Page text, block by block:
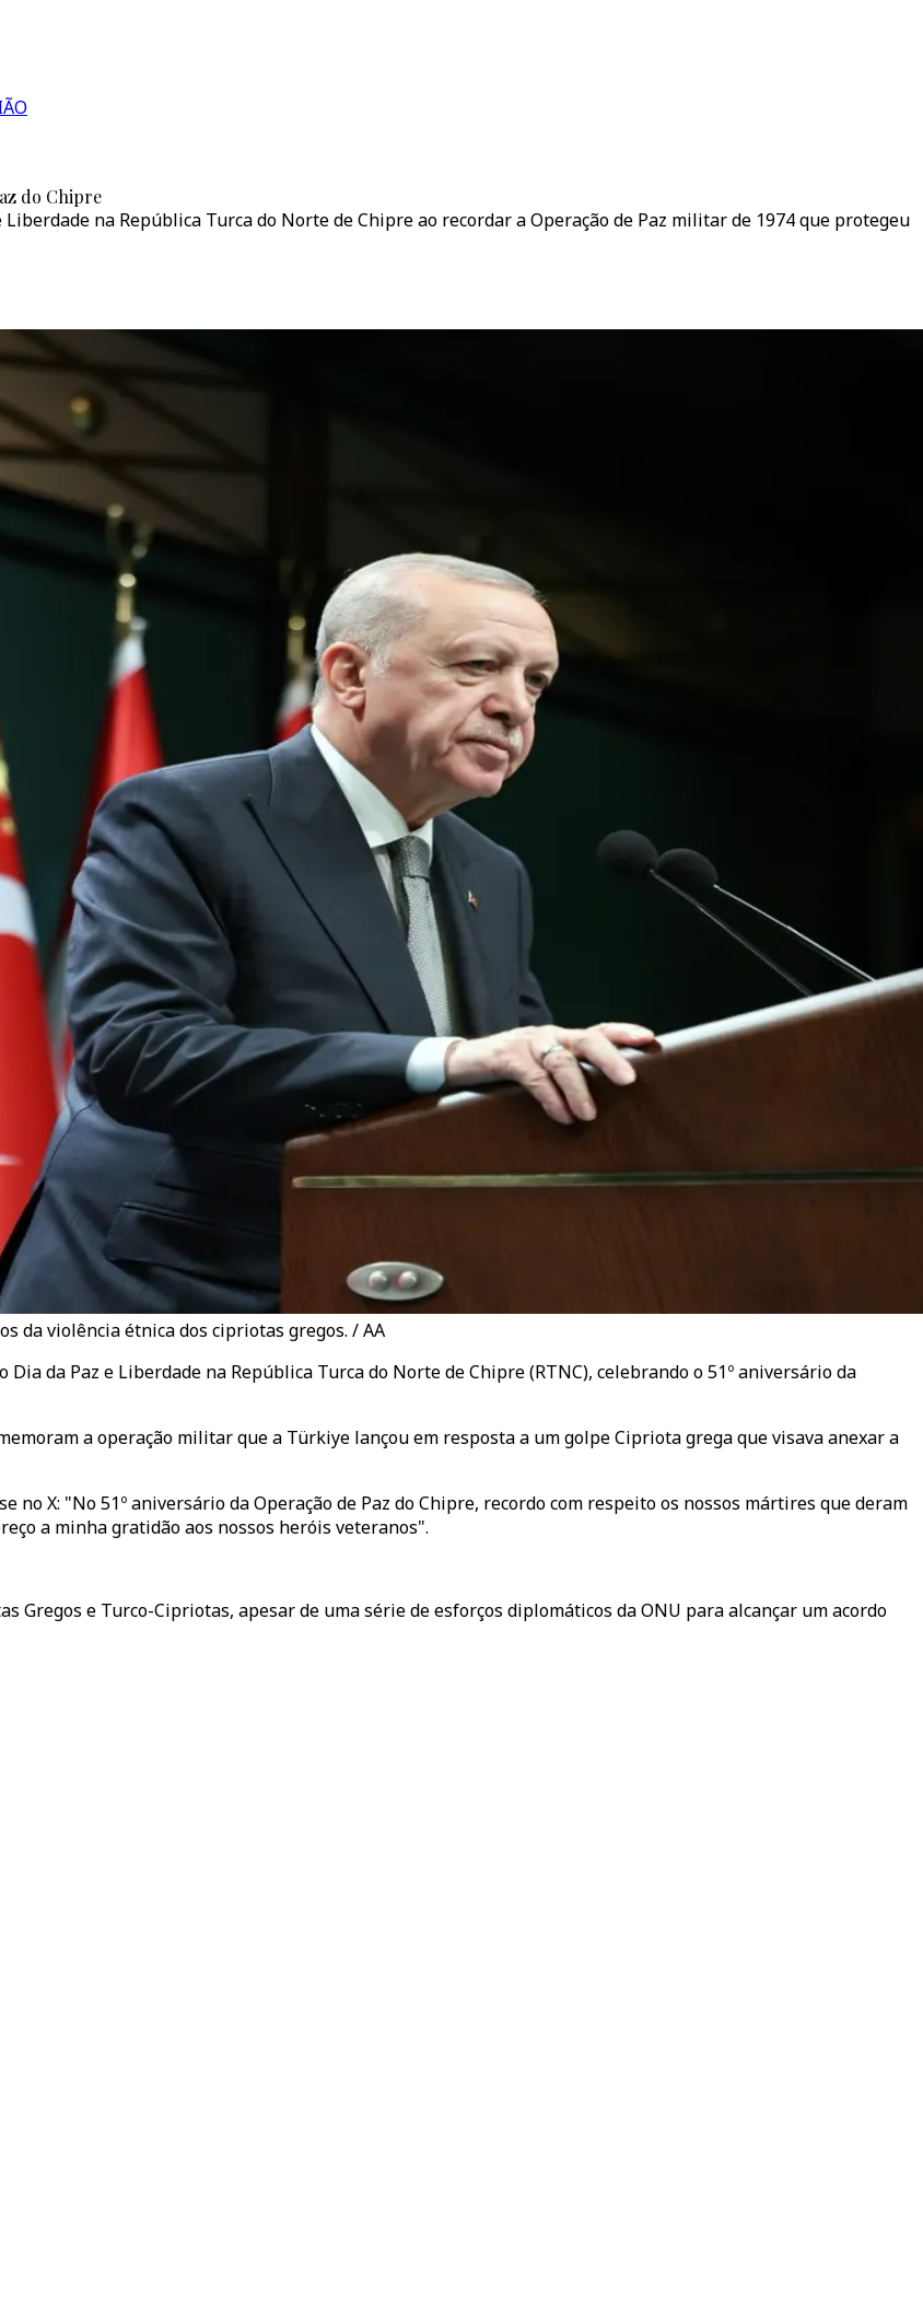
do Chipre
na República Turca do Norte de Chipre ao recordar a Operação de Paz militar de 1974 que protegeu
da violência étnica dos cipriotas gregos. / AA
da Paz e Liberdade na República Turca do Norte de Chipre (RTNC), celebrando o 51º aniversário da
a operação militar que a Türkiye lançou em resposta a um golpe Cipriota grega que visava anexar a
no X: "No 51º aniversário da Operação de Paz do Chipre, recordo com respeito os nossos mártires que deram
a minha gratidão aos nossos heróis veteranos".
Gregos e Turco-Cipriotas, apesar de uma série de esforços diplomáticos da ONU para alcançar um acordo